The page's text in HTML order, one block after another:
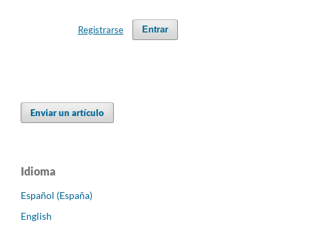
Entrar
Registrarse
Enviar un artículo
Idioma
Español (España)
English